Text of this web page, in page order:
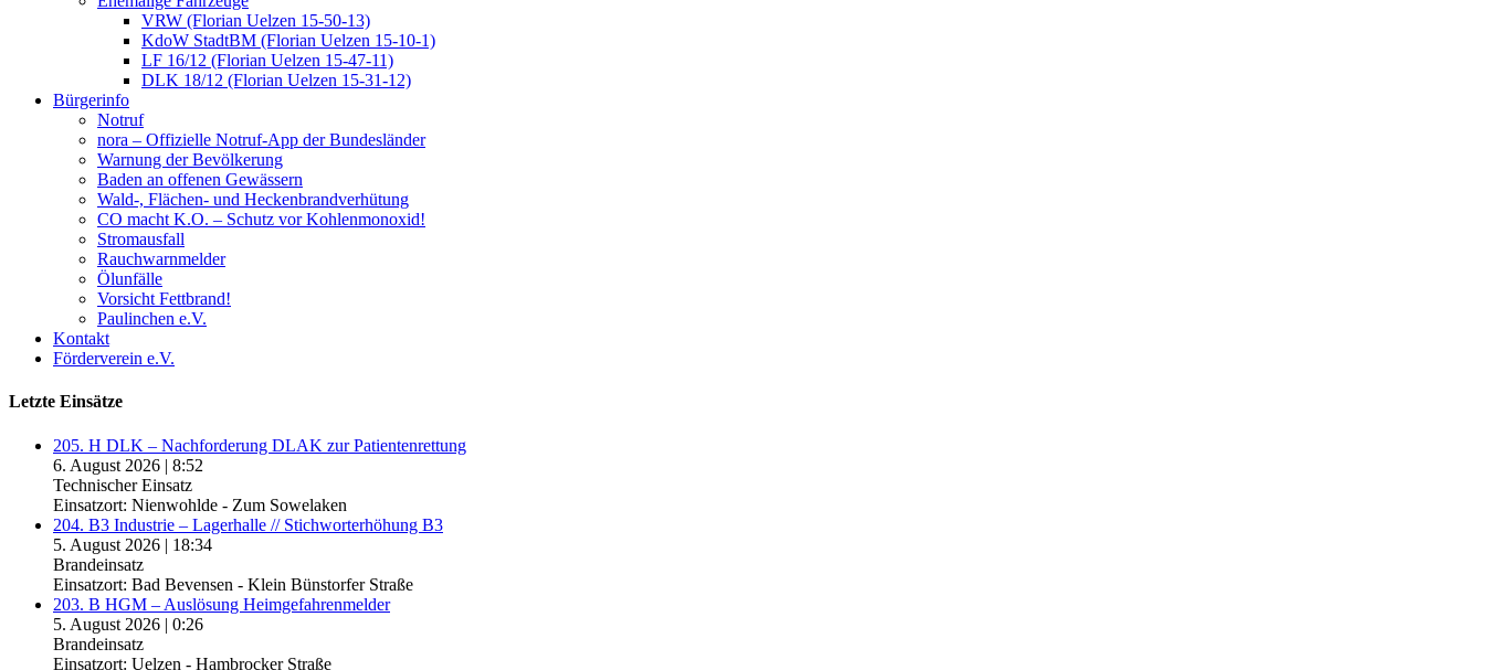
VRW (Florian Uelzen 15-50-13)
KdoW StadtBM (Florian Uelzen 15-10-1)
LF 16/12 (Florian Uelzen 15-47-11)
DLK 18/12 (Florian Uelzen 15-31-12)
Bürgerinfo
Notruf
nora – Offizielle Notruf-App der Bundesländer
Warnung der Bevölkerung
Baden an offenen Gewässern
Wald-, Flächen- und Heckenbrandverhütung
CO macht K.O. – Schutz vor Kohlenmonoxid!
Stromausfall
Rauchwarnmelder
Ölunfälle
Vorsicht Fettbrand!
Paulinchen e.V.
Kontakt
Förderverein e.V.
Letzte Einsätze
205. H DLK – Nachforderung DLAK zur Patientenrettung
6. August 2026 | 8:52
Technischer Einsatz
Einsatzort: Nienwohlde - Zum Sowelaken
204. B3 Industrie – Lagerhalle // Stichworterhöhung B3
5. August 2026 | 18:34
Brandeinsatz
Einsatzort: Bad Bevensen - Klein Bünstorfer Straße
203. B HGM – Auslösung Heimgefahrenmelder
5. August 2026 | 0:26
Brandeinsatz
Einsatzort: Uelzen - Hambrocker Straße